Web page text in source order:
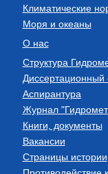
Климатические
Моря и океаны
О нас
Структура
Диссертационный
Аспирантура
Журнал
Книги, документы
Вакансии
Страницы истории